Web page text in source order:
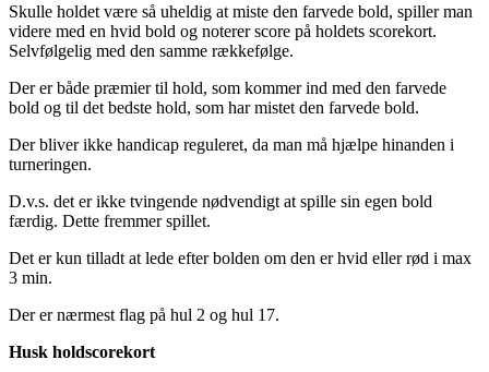
Skulle holdet være så uheldig at miste den farvede bold, spiller man
videre med en hvid bold og noterer score på holdets scorekort.
Selvfølgelig med den samme rækkefølge.
Der er både præmier til hold, som kommer ind med den farvede
bold og til det bedste hold, som har mistet den farvede bold.
Der bliver ikke handicap reguleret, da man må hjælpe hinanden i
turneringen.
D.v.s. det er ikke tvingende nødvendigt at spille sin egen bold
færdig. Dette fremmer spillet.
Det er kun tilladt at lede efter bolden om den er hvid eller rød i max
3 min.
Der er nærmest flag på hul 2 og hul 17.
Husk holdscorekort